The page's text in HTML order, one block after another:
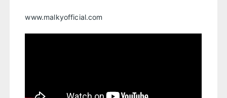
www.malkyofficial.com